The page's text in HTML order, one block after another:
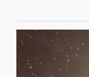
ayuda
a
la